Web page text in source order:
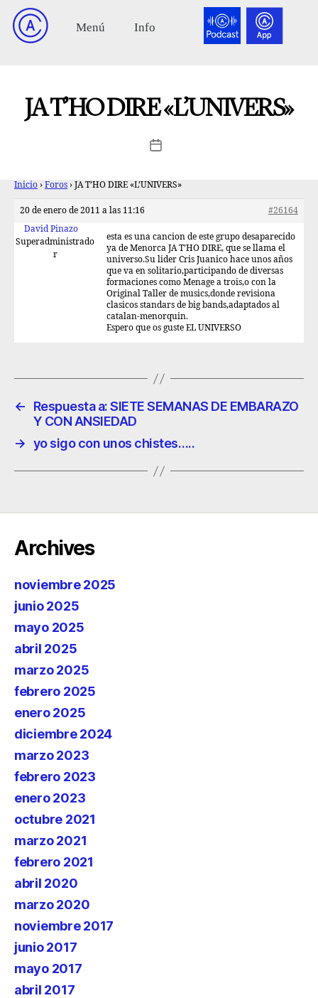
JA T’HO DIRE «L’UNIVERS»
Inicio › Foros › JA T’HO DIRE «L’UNIVERS»
20 de enero de 2011 a las 11:16
#26164
David Pinazo
Superadministrado
r
esta es una cancion de este grupo desaparecido
ya de Menorca JA T’HO DIRE, que se llama el
universo.Su lider Cris Juanico hace unos años
que va en solitario,participando de diversas
formaciones como Menage a trois,o con la
Original Taller de musics,donde revisiona
clasicos standars de big bands,adaptados al
catalan-menorquin.
Espero que os guste EL UNIVERSO
←
Respuesta a: SIETE SEMANAS DE EMBARAZO
Y CON ANSIEDAD
→ yo sigo con unos chistes…..
Archives
noviembre 2025
junio 2025
mayo 2025
abril 2025
marzo 2025
febrero 2025
enero 2025
diciembre 2024
marzo 2023
febrero 2023
enero 2023
octubre 2021
marzo 2021
febrero 2021
abril 2020
marzo 2020
noviembre 2017
junio 2017
mayo 2017
abril 2017